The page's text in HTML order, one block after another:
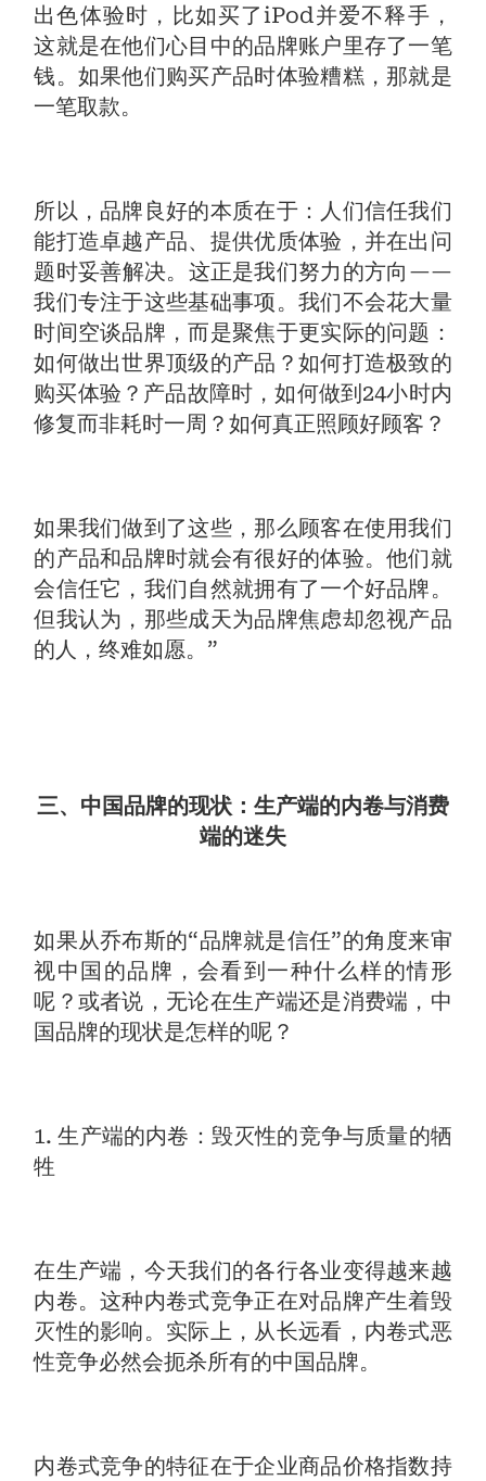
出色体验时，比如买了iPod并爱不释手，
这就是在他们心目中的品牌账户里存了一笔
钱。如果他们购买产品时体验糟糕，那就是
一笔取款。
所以，品牌良好的本质在于：人们信任我们
能打造卓越产品、提供优质体验，并在出问
题时妥善解决。这正是我们努力的方向——
我们专注于这些基础事项。我们不会花大量
时间空谈品牌，而是聚焦于更实际的问题：
如何做出世界顶级的产品？如何打造极致的
购买体验？产品故障时，如何做到24小时内
修复而非耗时一周？如何真正照顾好顾客？
如果我们做到了这些，那么顾客在使用我们
的产品和品牌时就会有很好的体验。他们就
会信任它，我们自然就拥有了一个好品牌。
但我认为，那些成天为品牌焦虑却忽视产品
的人，终难如愿。”
三、中国品牌的现状：生产端的内卷与消费
端的迷失
如果从乔布斯的“品牌就是信任”的角度来审
视中国的品牌，会看到一种什么样的情形
呢？或者说，无论在生产端还是消费端，中
国品牌的现状是怎样的呢？
1. 生产端的内卷：毁灭性的竞争与质量的牺
牲
在生产端，今天我们的各行各业变得越来越
内卷。这种内卷式竞争正在对品牌产生着毁
灭性的影响。实际上，从长远看，内卷式恶
性竞争必然会扼杀所有的中国品牌。
内卷式竞争的特征在于企业商品价格指数持